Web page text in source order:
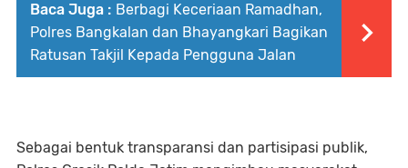
Baca Juga : Berbagi Keceriaan Ramadhan,
Polres Bangkalan dan Bhayangkari Bagikan
Ratusan Takjil Kepada Pengguna Jalan
Sebagai bentuk transparansi dan partisipasi publik,